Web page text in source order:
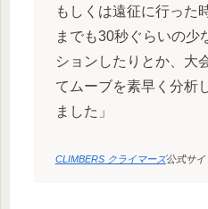
もしくは遠征に行った
までも30秒ぐらいの少
ションしたりとか、大
てムーブを素早く分析
ました」
CLIMBERS クライマーズ公式サイ